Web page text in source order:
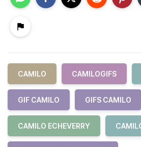
CAMILO CAMILOGIFS
GIF CAMILO GIFS CAMILO
CAMILO ECHEVERRY